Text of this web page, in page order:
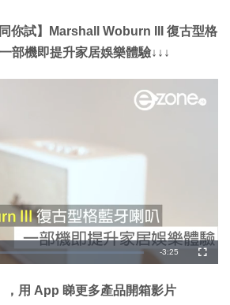
你試】Marshall Woburn III 復古型格
部機即提升家居娛樂體驗↓↓↓
剩
時
-3:25
全
螢
，用 App 睇更多產品開箱影片